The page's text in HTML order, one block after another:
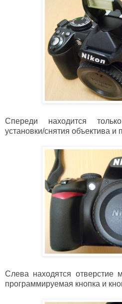
Спереди находится
установки/снятия объектива и
Слева находятся отверстие
программируемая кнопка и